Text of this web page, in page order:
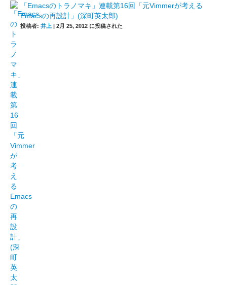
「Emacsのトラノマキ」連載第16回「元Vimmerが考える
Emacsの再設計」(深町英太郎)
投稿者: 井上 | 2月 25, 2012 に投稿された